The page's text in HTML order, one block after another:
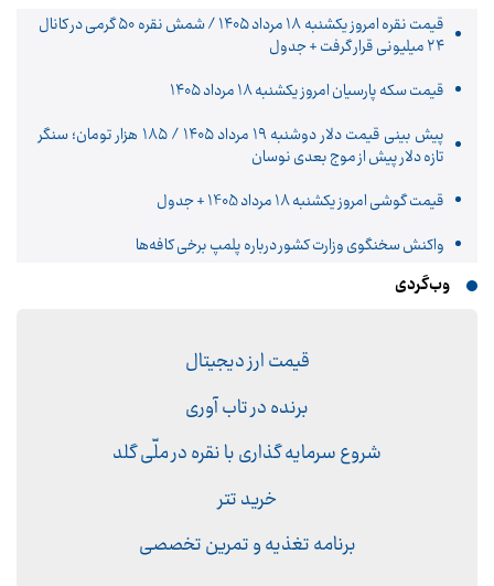
قیمت نقره امروز یکشنبه ۱۸ مرداد ۱۴۰۵ / شمش نقره ۵۰ گرمی در کانال
۲۴ میلیونی قرار گرفت + جدول
قیمت سکه پارسیان امروز یکشنبه ۱۸ مرداد ۱۴۰۵
پیش‌ بینی قیمت دلار دوشنبه ۱۹ مرداد ۱۴۰۵ / ۱۸۵ هزار تومان؛ سنگر
تازه دلار پیش از موج بعدی نوسان
قیمت گوشی امروز یکشنبه 18 مرداد 1405 + جدول
واکنش سخنگوی وزارت کشور درباره پلمپ برخی کافه‌ها
وب‌گردی
قیمت ارز دیجیتال
برنده در تاب آوری
شروع سرمایه گذاری با نقره در ملّی گلد
خرید تتر
برنامه تغذیه و تمرین تخصصی